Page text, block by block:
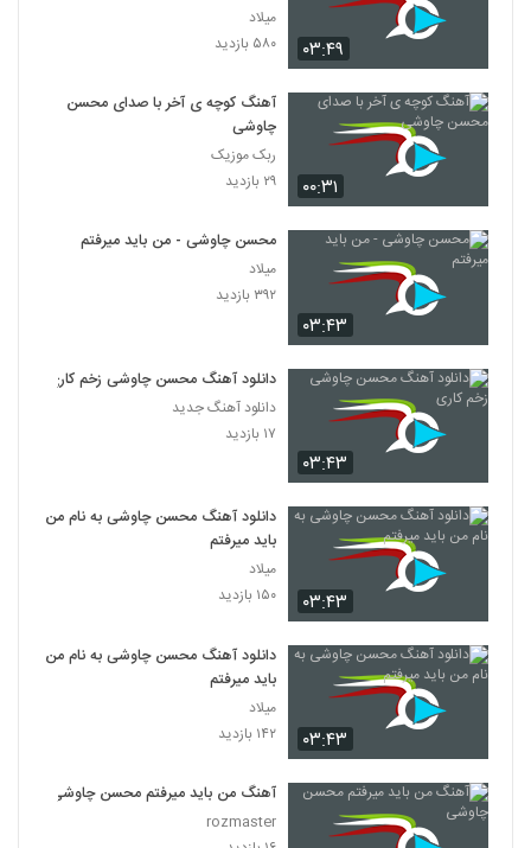
۰۳:۴۹
میلاد
۵۸۰ بازدید
۰۰:۳۱
آهنگ کوچه ی آخر با صدای محسن
چاوشی
ربک موزیک
۲۹ بازدید
۰۳:۴۳
محسن چاوشی - من باید میرفتم
میلاد
۳۹۲ بازدید
۰۳:۴۳
دانلود آهنگ محسن چاوشی زخم کاری
دانلود آهنگ جدید
۱۷ بازدید
۰۳:۴۳
دانلود آهنگ محسن چاوشی به نام من
باید میرفتم
میلاد
۱۵۰ بازدید
۰۳:۴۳
دانلود آهنگ محسن چاوشی به نام من
باید میرفتم
میلاد
۱۴۲ بازدید
آهنگ من باید میرفتم محسن چاوشی
rozmaster